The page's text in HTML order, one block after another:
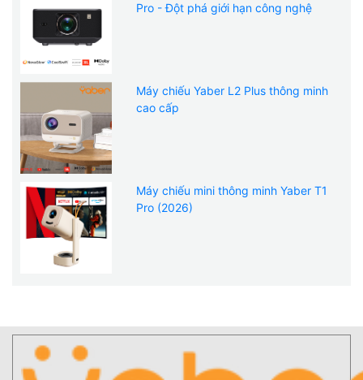
Pro - Đột phá giới hạn công nghệ
Máy chiếu Yaber L2 Plus thông minh
cao cấp
Máy chiếu mini thông minh Yaber T1
Pro (2026)